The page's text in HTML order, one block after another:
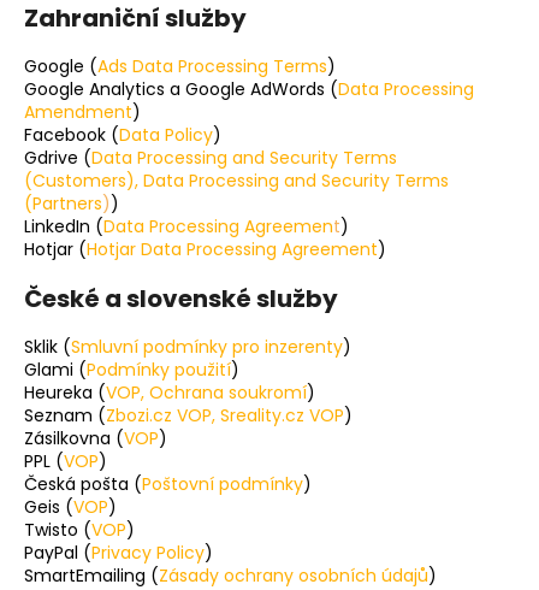
Zahraniční služby
Google (Ads Data Processing Terms)
Google Analytics a Google AdWords (Data Processing
Amendment)
Facebook (Data Policy)
Gdrive (Data Processing and Security Terms
(Customers), Data Processing and Security Terms
(Partners))
LinkedIn (Data Processing Agreement)
Hotjar (Hotjar Data Processing Agreement)
České a slovenské služby
Sklik (Smluvní podmínky pro inzerenty)
Glami (Podmínky použití)
Heureka (VOP, Ochrana soukromí)
Seznam (Zbozi.cz VOP, Sreality.cz VOP)
Zásilkovna (VOP)
PPL (VOP)
Česká pošta (Poštovní podmínky)
Geis (VOP)
Twisto (VOP)
PayPal (Privacy Policy)
SmartEmailing (Zásady ochrany osobních údajů)
u
j
e
m
e